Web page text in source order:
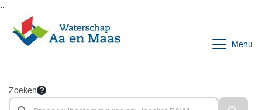
Ga naar de inhoud van deze pagina
Ga naar het zoeken
Ga naar het menu
Menu
Zoeken